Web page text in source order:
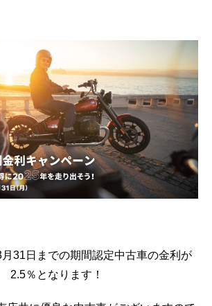
31日までの期間認定中古車の金利が
2.5％となります！